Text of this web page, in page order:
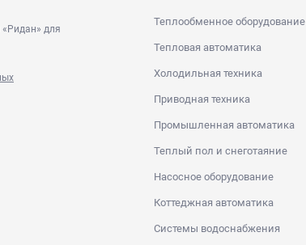
для
Теплообменное оборудование
Тепловая автоматика
Холодильная техника
Приводная техника
Промышленная автоматика
Теплый пол и снеготаяние
Насосное оборудование
Коттеджная автоматика
Системы водоснабжения